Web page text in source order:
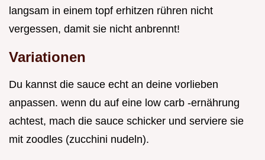
langsam in einem topf erhitzen rühren nicht
vergessen, damit sie nicht anbrennt!
Variationen
Du kannst die sauce echt an deine vorlieben
anpassen. wenn du auf eine low carb -ernährung
achtest, mach die sauce schicker und serviere sie
mit zoodles (zucchini nudeln).